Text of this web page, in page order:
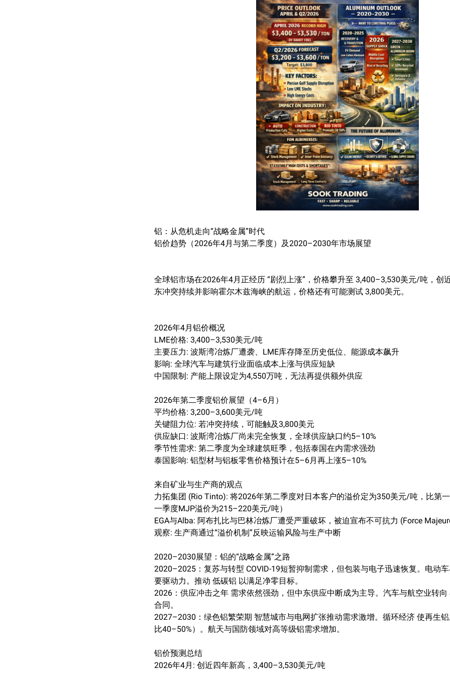
铝：从危机走向“战略金属”时代
铝价趋势（2026年4月与第二季度）及2020–2030年市场展望
全球铝市场在2026年4月正经历 “剧烈上涨”，价格攀升至 3,400–3,530美元/吨，创
东冲突持续并影响霍尔木兹海峡的航运，价格还有可能测试 3,800美元。
2026年4月铝价概况
LME价格: 3,400–3,530美元/吨
主要压力: 波斯湾冶炼厂遭袭、LME库存降至历史低位、能源成本飙升
影响: 全球汽车与建筑行业面临成本上涨与供应短缺
中国限制: 产能上限设定为4,550万吨，无法再提供额外供应
2026年第二季度铝价展望（4–6月）
平均价格: 3,200–3,600美元/吨
关键阻力位: 若冲突持续，可能触及3,800美元
供应缺口: 波斯湾冶炼厂尚未完全恢复，全球供应缺口约5–10%
季节性需求: 第二季度为全球建筑旺季，包括泰国在内需求强劲
泰国影响: 铝型材与铝板零售价格预计在5–6月再上涨5–10%
来自矿业与生产商的观点
力拓集团 (Rio Tinto): 将2026年第二季度对日本客户的溢价定为350美元/吨，比第
一季度MJP溢价为215–220美元/吨）
EGA与Alba: 阿布扎比与巴林冶炼厂遭受严重破坏，被迫宣布不可抗力 (Force
观察: 生产商通过“溢价机制”反映运输风险与生产中断
2020–2030展望：铝的“战略金属”之路
2020–2025：复苏与转型 COVID-19短暂抑制需求，但包装与电子迅速恢复。电动
要驱动力。推动 低碳铝 以满足净零目标。
2026：供应冲击之年 需求依然强劲，但中东供应中断成为主导。汽车与航空业转
合同。
2027–2030：绿色铝繁荣期 智慧城市与电网扩张推动需求激增。循环经济 使再生
比40–50%）。航天与国防领域对高等级铝需求增加。
铝价预测总结
2026年4月: 创近四年新高，3,400–3,530美元/吨